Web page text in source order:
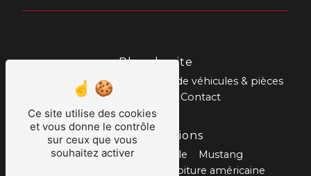
Plan du site
Prestations
Vente de véhicules & pièces
Nos réalisations
Contact
Nos prestations
Réparation automobile
Mustang
Voiture américaine
Ce site utilise des cookies
et vous donne le contrôle
sur ceux que vous
souhaitez activer